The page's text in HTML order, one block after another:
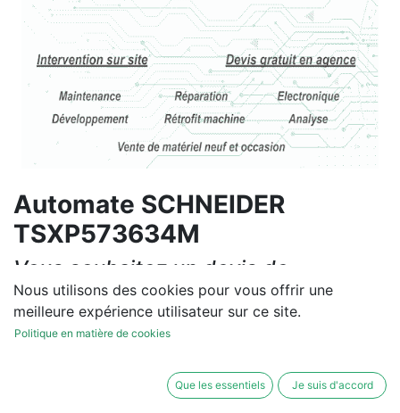
Automate SCHNEIDER
TSXP573634M
Vous souhaitez un devis de
réparation ou de vente, un
diagnostic sur site?
Nous utilisons des cookies pour vous offrir une
meilleure expérience utilisateur sur ce site.
Politique en matière de cookies
Que les essentiels Je suis d'accord